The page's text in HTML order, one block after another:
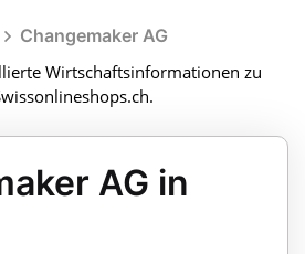
Changemaker AG
Wirtschaftsinformationen zu
AG in